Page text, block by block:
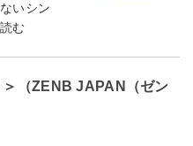
いシン
む
（ZENB JAPAN（ゼン